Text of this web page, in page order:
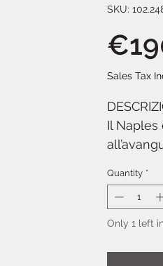
SKU:
Sales Tax
Il Naples
stereo.
sistema
strada a
Quantity *
Only 1 left